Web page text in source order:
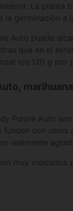
La planta
la germinación a
Auto puede
que en el
los 120 g por
Purple Auto
funden con otros
realmente
muy indicados